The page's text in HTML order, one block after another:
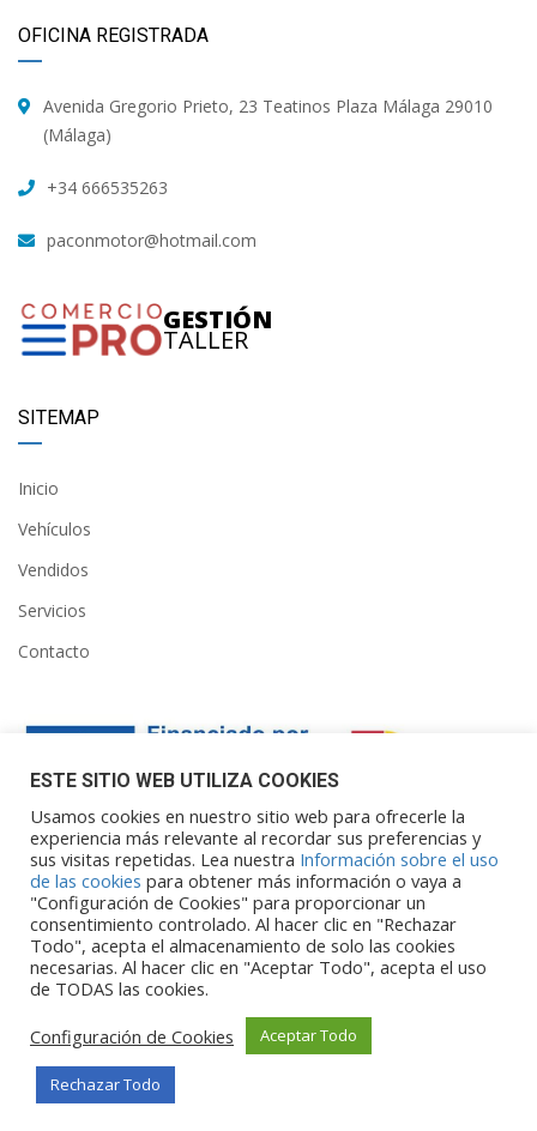
OFICINA REGISTRADA
Avenida Gregorio Prieto, 23 Teatinos Plaza Málaga 29010
(Málaga)
+34 666535263
paconmotor@hotmail.com
GESTIÓN
TALLER
SITEMAP
Inicio
Vehículos
Vendidos
Servicios
Contacto
Financiado por la Unión Europea – NextGenerationEU. Sin
embargo, los puntos de vista y las
opiniones expresadas son únicamente los del autor o autores y
no reflejan necesariamente los de
la Unión Europea o la Comisión Europea. Ni la Unión Europea ni
la Comisión Europea pueden ser
consideradas responsables de las mismas.
ESTE SITIO WEB UTILIZA COOKIES
Usamos cookies en nuestro sitio web para ofrecerle la
experiencia más relevante al recordar sus preferencias y
sus visitas repetidas. Lea nuestra Información sobre el uso
de las cookies para obtener más información o vaya a
"Configuración de Cookies" para proporcionar un
consentimiento controlado. Al hacer clic en "Rechazar
Todo", acepta el almacenamiento de solo las cookies
necesarias. Al hacer clic en "Aceptar Todo", acepta el uso
de TODAS las cookies.
Configuración de Cookies
Aceptar Todo
Rechazar Todo